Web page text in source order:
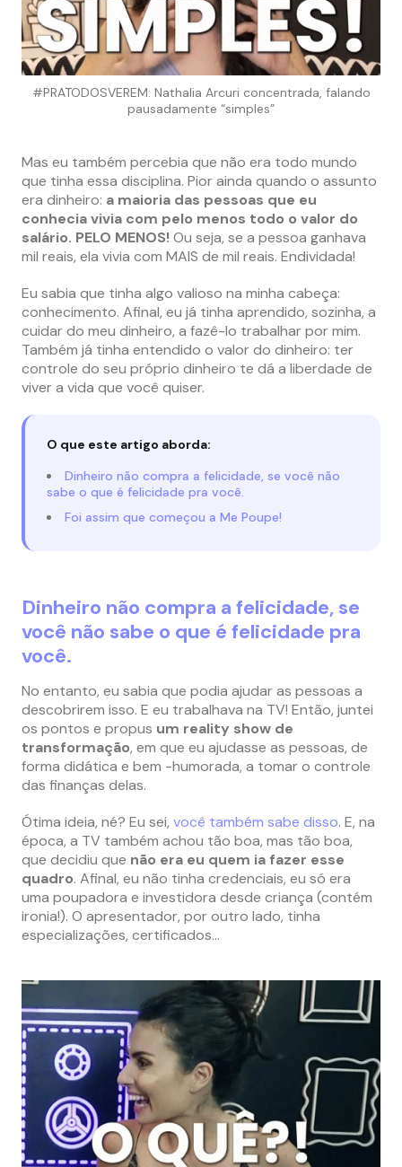
#PRATODOSVEREM: Nathalia Arcuri concentrada, falando
pausadamente “simples”
Mas eu também percebia que não era todo mundo
que tinha essa disciplina. Pior ainda quando o assunto
era dinheiro: a maioria das pessoas que eu
conhecia vivia com pelo menos todo o valor do
salário. PELO MENOS!Ou seja, se a pessoa ganhava
mil reais, ela vivia com MAIS de mil reais. Endividada!
Eu sabia que tinha algo valioso na minha cabeça:
conhecimento. Afinal, eu já tinha aprendido, sozinha, a
cuidar do meu dinheiro, a fazê-lo trabalhar por mim.
Também já tinha entendido o valor do dinheiro: ter
controle do seu próprio dinheiro te dá a liberdade de
viver a vida que você quiser.
O que este artigo aborda:
Dinheiro não compra a felicidade, se você não
sabe o que é felicidade pra você.
Foi assim que começou a Me Poupe!
Dinheiro não compra a felicidade, se
você não sabe o que é felicidade pra
você.
No entanto, eu sabia que podia ajudar as pessoas a
descobrirem isso. E eu trabalhava na TV! Então, juntei
os pontos e propus um reality show de
transformação, em que eu ajudasse as pessoas, de
forma didática e bem -humorada, a tomar o controle
das finanças delas.
Ótima ideia, né? Eu sei, você também sabe disso. E, na
época, a TV também achou tão boa, mas tão boa,
que decidiu que não era eu quem ia fazer esse
quadro. Afinal, eu não tinha credenciais, eu só era
uma poupadora e investidora desde criança (contém
ironia!). O apresentador, por outro lado, tinha
especializações, certificados…